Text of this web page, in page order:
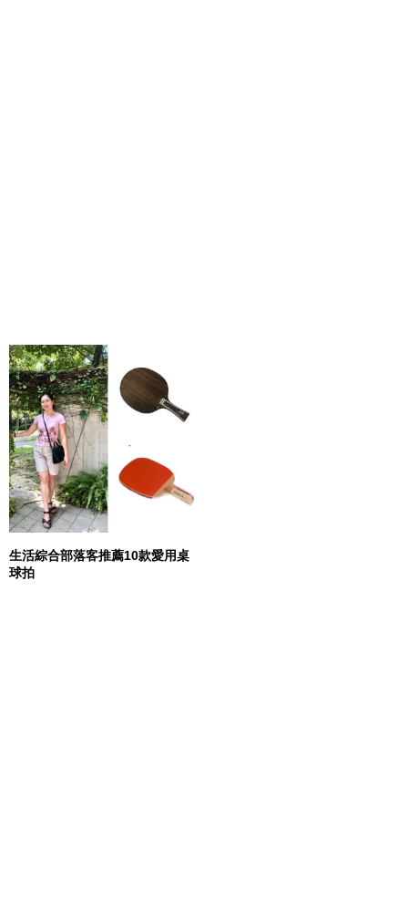
生活綜合部落客推薦10款愛用桌
球拍